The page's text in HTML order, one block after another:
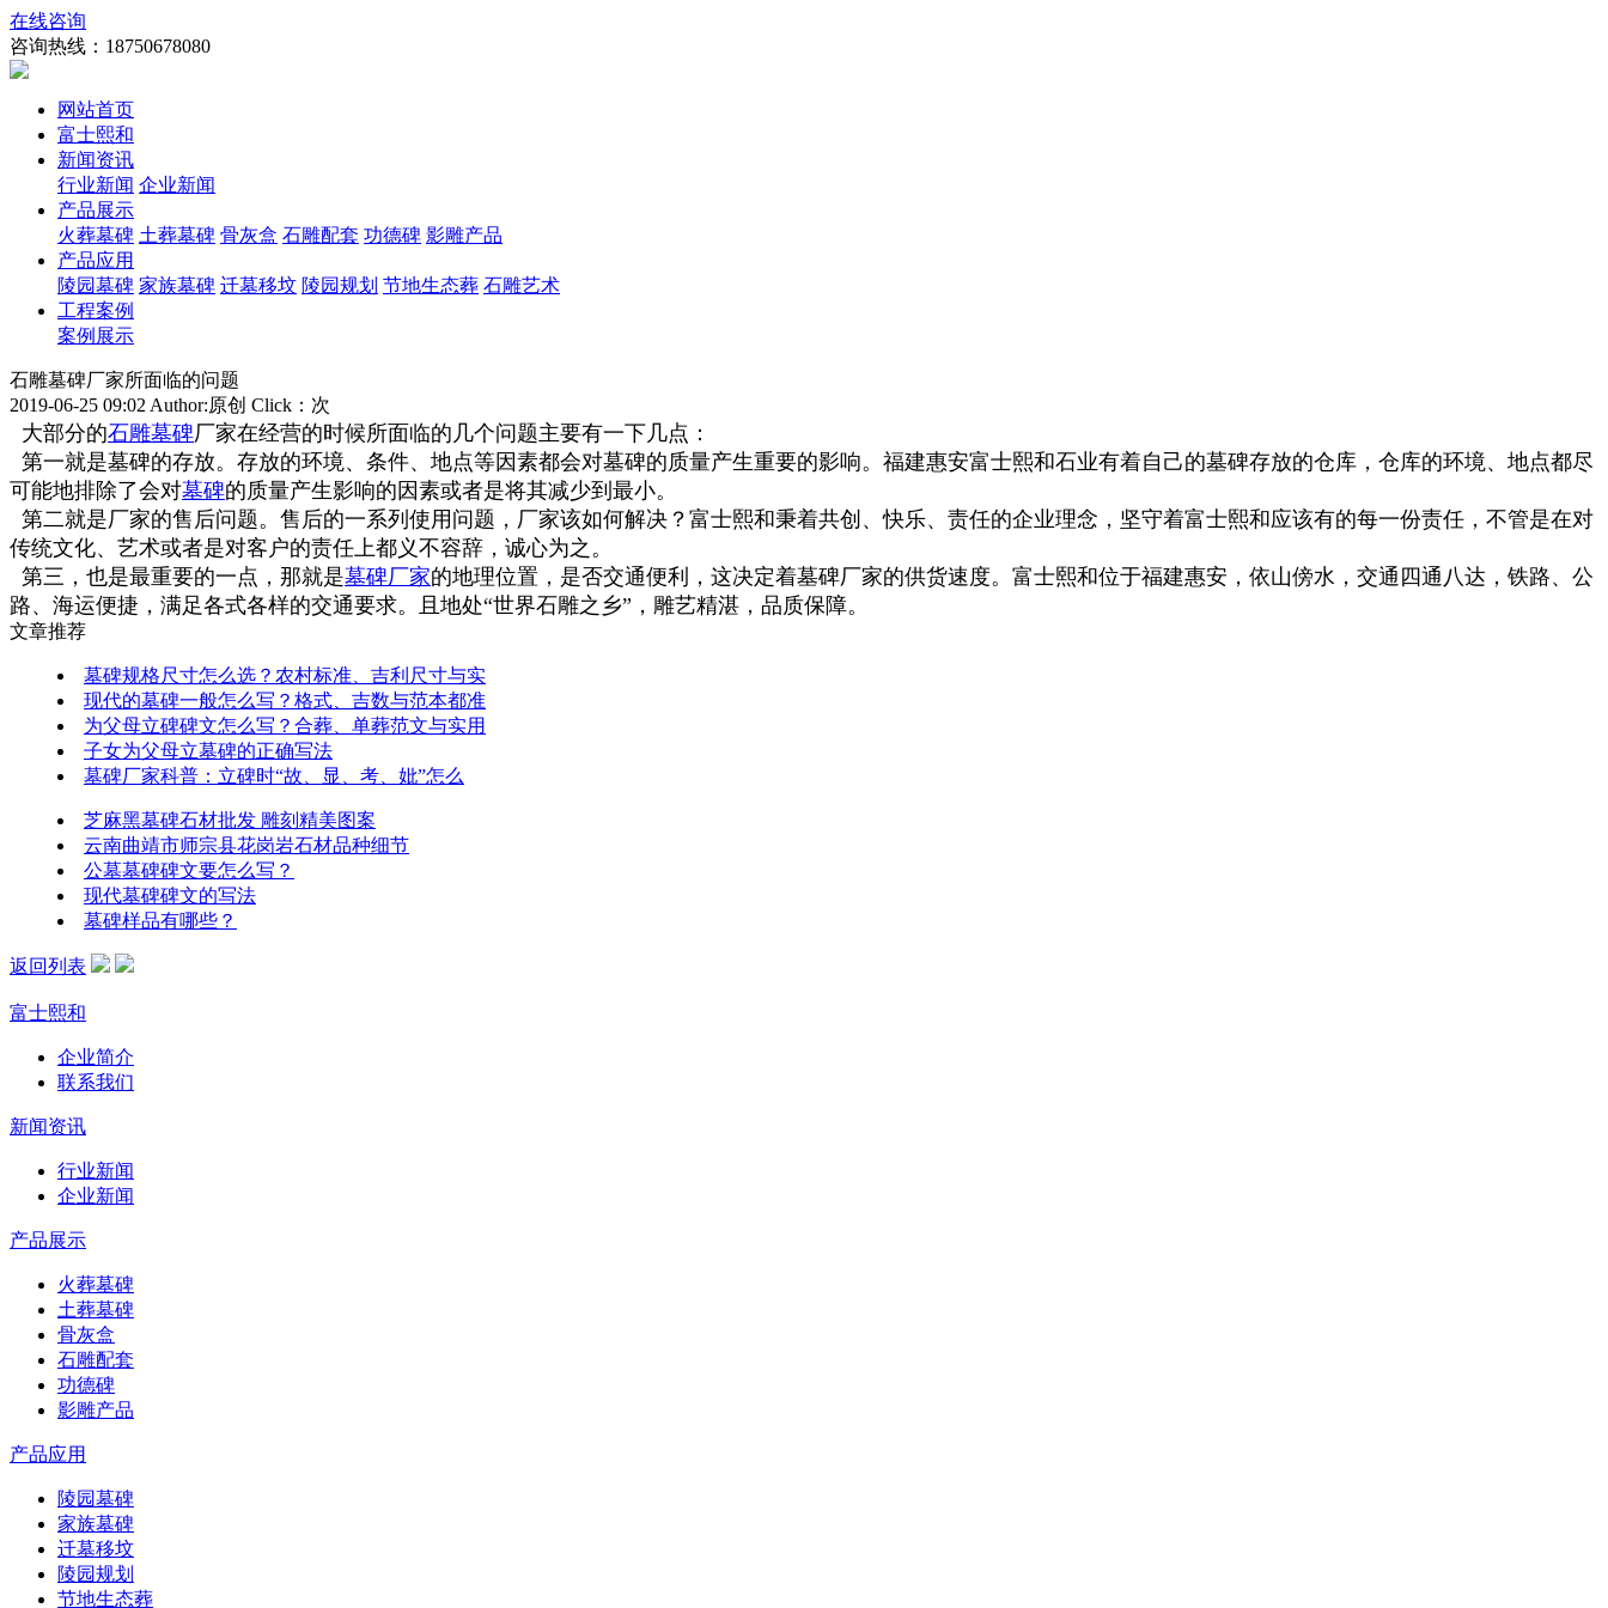
在线咨询
咨询热线： 18750678080
网站首页
富士熙和
新闻资讯
行业新闻 企业新闻
产品展示
火葬墓碑 土葬墓碑 骨灰盒 石雕配套 功德碑 影雕产品
产品应用
陵园墓碑 家族墓碑 迁墓移坟 陵园规划 节地生态葬 石雕艺术
工程案例
案例展示
石雕墓碑厂家所面临的问题
2019-06-25 09:02 Author:原创 Click： 次
大部分的石雕墓碑厂家在经营的时候所面临的几个问题主要有一下几点：
第一就是墓碑的存放。存放的环境、条件、地点等因素都会对墓碑的质量产生重要的影响。福建惠安富士熙和石业有着自己的墓碑存放的仓库，仓库的环境、地点都尽
可能地排除了会对墓碑的质量产生影响的因素或者是将其减少到最小。
第二就是厂家的售后问题。售后的一系列使用问题，厂家该如何解决？富士熙和秉着共创、快乐、责任的企业理念，坚守着富士熙和应该有的每一份责任，不管是在对
传统文化、艺术或者是对客户的责任上都义不容辞，诚心为之。
第三，也是最重要的一点，那就是墓碑厂家的地理位置，是否交通便利，这决定着墓碑厂家的供货速度。富士熙和位于福建惠安，依山傍水，交通四通八达，铁路、公
路、海运便捷，满足各式各样的交通要求。且地处“世界石雕之乡”，雕艺精湛，品质保障。
文章推荐
墓碑规格尺寸怎么选？农村标准、吉利尺寸与实
现代的墓碑一般怎么写？格式、吉数与范本都准
为父母立碑碑文怎么写？合葬、单葬范文与实用
子女为父母立墓碑的正确写法
墓碑厂家科普：立碑时“故、显、考、妣”怎么
芝麻黑墓碑石材批发 雕刻精美图案
云南曲靖市师宗县花岗岩石材品种细节
公墓墓碑碑文要怎么写？
现代墓碑碑文的写法
墓碑样品有哪些？
返回列表
富士熙和
企业简介
联系我们
新闻资讯
行业新闻
企业新闻
产品展示
火葬墓碑
土葬墓碑
骨灰盒
石雕配套
功德碑
影雕产品
产品应用
陵园墓碑
家族墓碑
迁墓移坟
陵园规划
节地生态葬